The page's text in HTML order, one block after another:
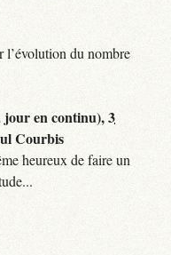
l’évolution du nombre
jour en continu),3
Courbis
heureux de faire un